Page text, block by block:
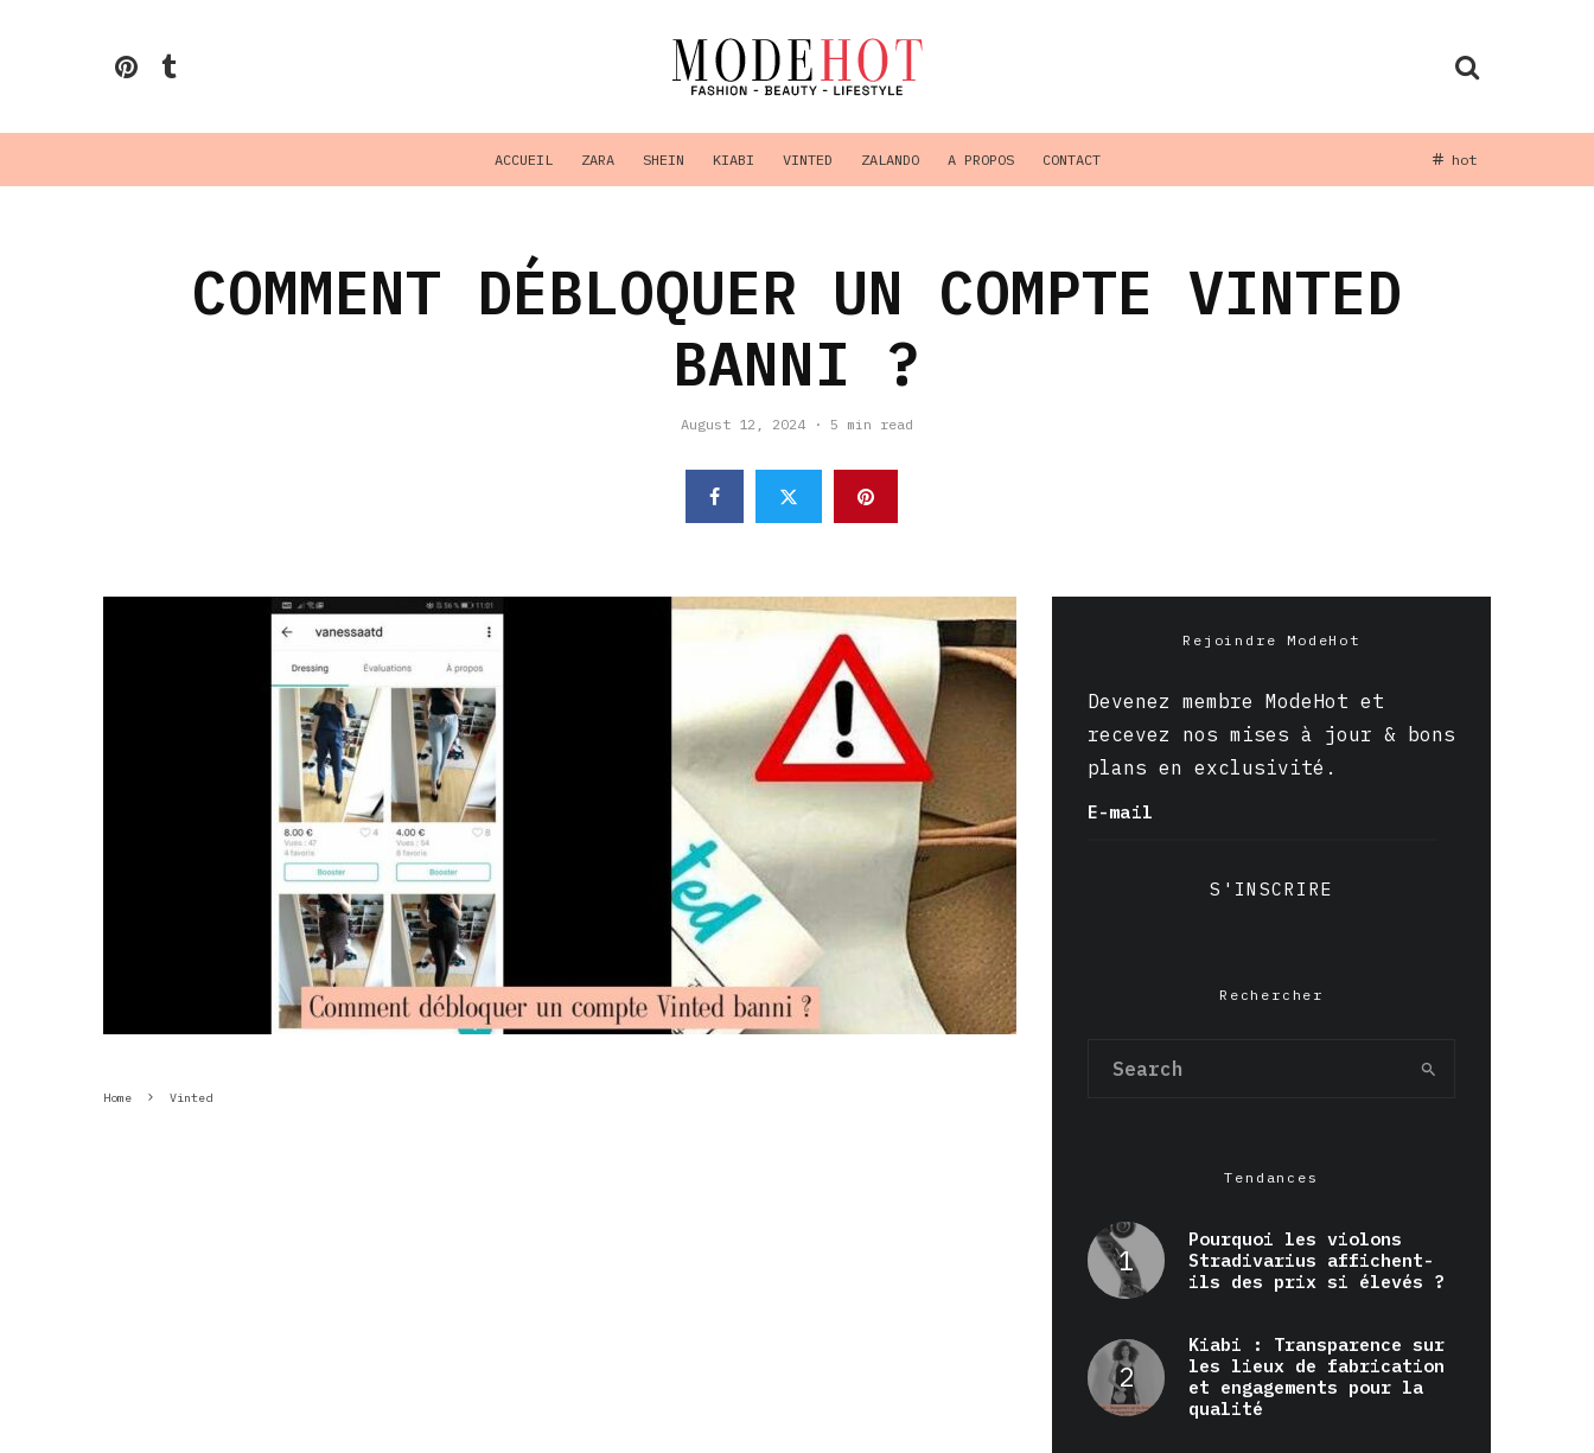
ACCUEIL ZARA SHEIN KIABI VINTED ZALANDO A PROPOS CONTACT hot
COMMENT DÉBLOQUER UN COMPTE VINTED
BANNI ?
August 12, 2024 · 5 min read
Home Vinted
Rejoindre ModeHot
Devenez membre ModeHot et
recevez nos mises à jour & bons
plans en exclusivité.
E-mail
S'INSCRIRE
Rechercher
Tendances
Pourquoi les violons
Stradivarius affichent-
ils des prix si élevés ?
Kiabi : Transparence sur
les lieux de fabrication
et engagements pour la
qualité